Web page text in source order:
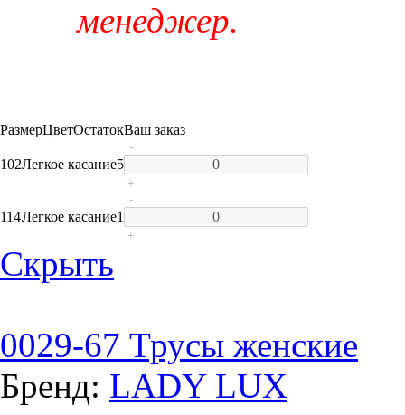
менеджер.
РазмерЦветОстатокВаш заказ
102Легкое касание5
-
+
114Легкое касание1
-
+
Скрыть
0029-67 Трусы женские
Бренд: LADY LUX